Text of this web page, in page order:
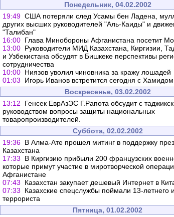
Понедельник, 04.02.2002
19:49 США потеряли след Усамы бен Ладена,
других высших руководителей "Аль-Каиды" и
"Талибан"
16:00 Глава Минобороны Афганистана посетит
13:00 Руководители МИД Казахстана, Киргизии,
и Узбекистана обсудят в Бишкеке перспективы
сотрудничества
10:00 Ниязов уволил чиновника за кражу лошадей
01:03
Игорь Иванов встретится сегодня с
Воскресенье, 03.02.2002
13:12
Генсек ЕврАзЭС Г.Рапота обсудит с
руководством вопросы защиты национальных
товаропроизводителей.
Суббота, 02.02.2002
19:36 В Алма-Ате прошел митинг в поддержку
Казахстана
17:33
В Киргизию прибыли 200 французских
которые примут участие в миротворческой
Афганистане
07:43
Казахстан закупает дешевый Интернет в
07:33
Казахские спецслужбы поймали 13-летнего
террориста
Пятница, 01.02.2002